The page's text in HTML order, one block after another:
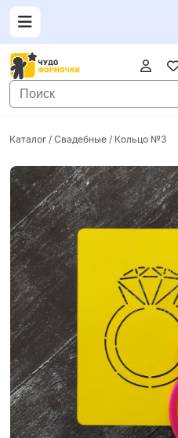
Каталог / Свадебные / Кольцо №3